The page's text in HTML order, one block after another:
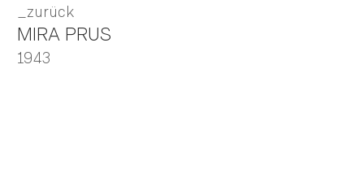
zurück
MIRA PRUS
1943